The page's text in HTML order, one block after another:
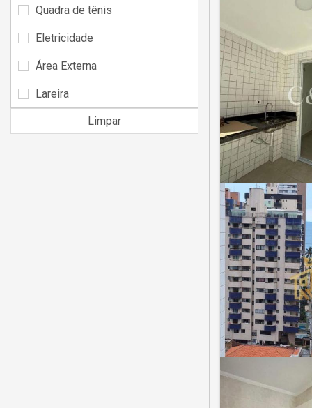
Quadra de tênis
Eletricidade
Área Externa
Lareira
Limpar